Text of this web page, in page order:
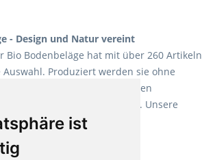
ist
- Design und Natur vereint
Bio Bodenbeläge hat mit über 260 Artikeln
Produziert werden sie ohne
Mit allen verfügbaren
Bauvorhaben attraktiv. Unsere
Multi Layer XXL.
Laufgefühl